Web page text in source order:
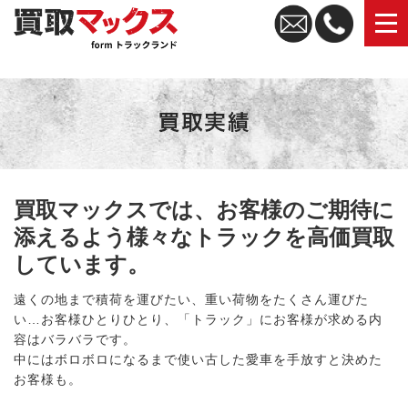
トラック買取なら買取マックス｜全国無料査定・高価買取
買取マックスでは、お客様のご期待に
添えるよう様々なトラックを高価買取
しています。
遠くの地まで積荷を運びたい、重い荷物をたくさん運びた
い…お客様ひとりひとり、「トラック」にお客様が求める内
容はバラバラです。
中にはボロボロになるまで使い古した愛車を手放すと決めた
お客様も。